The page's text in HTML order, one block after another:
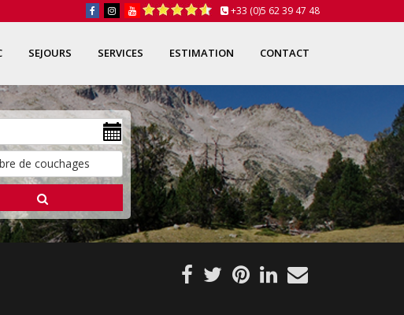
+33 (0)5 62 39 47 48
SEJOURS SERVICES ESTIMATION CONTACT